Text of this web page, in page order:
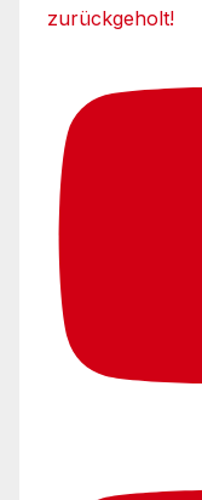
zurückgeholt!